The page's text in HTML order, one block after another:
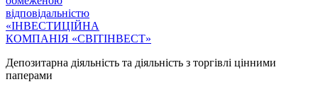
Депозитарна діяльність та діяльність з торгівлі цінними
паперами